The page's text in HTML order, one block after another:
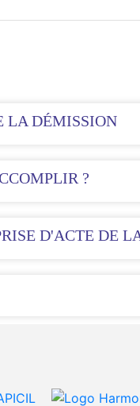
LA DÉMISSION
?
D'ACTE DE